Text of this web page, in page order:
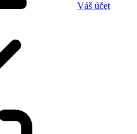
Váš účet